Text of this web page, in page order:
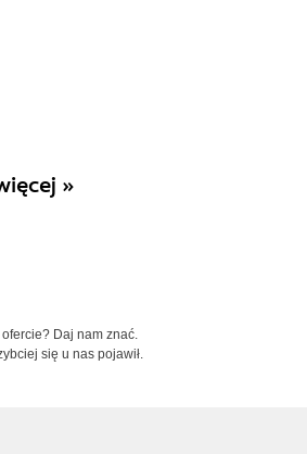
»
Daj nam znać.
się u nas pojawił.